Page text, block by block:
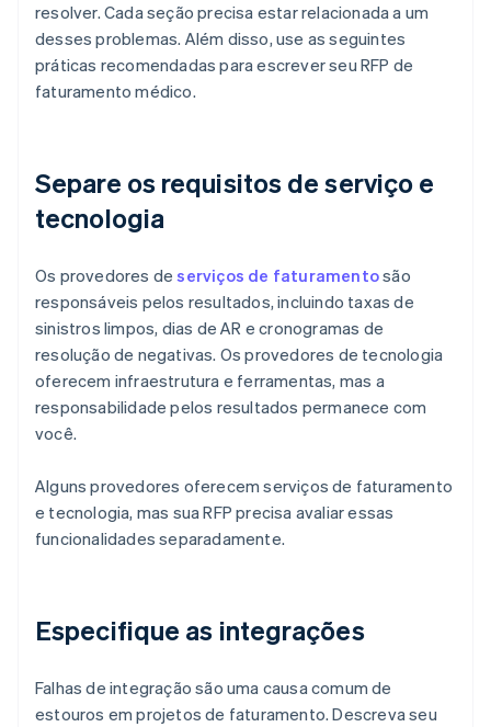
resolver. Cada seção precisa estar relacionada a um
desses problemas. Além disso, use as seguintes
práticas recomendadas para escrever seu RFP de
faturamento médico.
Separe os requisitos de serviço e
tecnologia
Os provedores deserviços de faturamentosão
responsáveis pelos resultados, incluindo taxas de
sinistros limpos, dias de AR e cronogramas de
resolução de negativas. Os provedores de tecnologia
oferecem infraestrutura e ferramentas, mas a
responsabilidade pelos resultados permanece com
você.
Alguns provedores oferecem serviços de faturamento
e tecnologia, mas sua RFP precisa avaliar essas
funcionalidades separadamente.
Especifique as integrações
Falhas de integração são uma causa comum de
estouros em projetos de faturamento. Descreva seu